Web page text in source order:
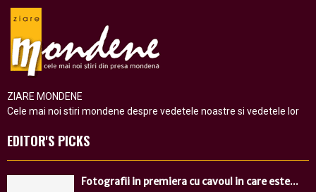
ZIARE MONDENE
Cele mai noi stiri mondene despre vedetele noastre si vedetele lor
EDITOR'S PICKS
Fotografii in premiera cu cavoul in care este...